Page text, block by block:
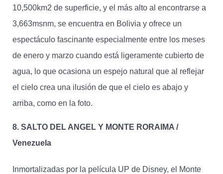
10,500km2 de superficie, y el más alto al encontrarse a
3,663msnm, se encuentra en Bolivia y ofrece un
espectáculo fascinante especialmente entre los meses
de enero y marzo cuando está ligeramente cubierto de
agua, lo que ocasiona un espejo natural que al reflejar
el cielo crea una ilusión de que el cielo es abajo y
arriba, como en la foto.
8. SALTO DEL ANGEL Y MONTE RORAIMA /
Venezuela
Inmortalizadas por la película UP de Disney, el Monte